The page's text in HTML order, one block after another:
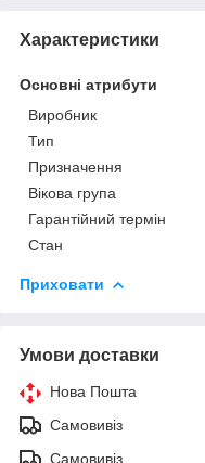
Характеристики
Основні атрибути
Виробник
Тип
Призначення
Вікова група
Гарантійний термін
Стан
Приховати
Умови доставки
Нова Пошта
Самовивіз
Самовивіз